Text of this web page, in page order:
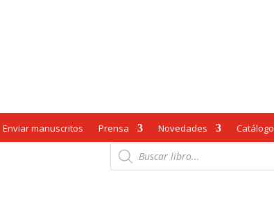
Enviar manuscritos Prensa Novedades Catálogo
Búsqueda
de
productos